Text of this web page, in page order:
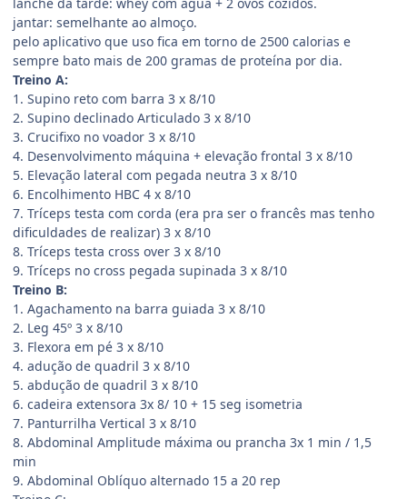
lanche da tarde: whey com água + 2 ovos cozidos.
jantar: semelhante ao almoço.
pelo aplicativo que uso fica em torno de 2500 calorias e
sempre bato mais de 200 gramas de proteína por dia.
Treino A:
1. Supino reto com barra 3 x 8/10
2. Supino declinado Articulado 3 x 8/10
3. Crucifixo no voador 3 x 8/10
4. Desenvolvimento máquina + elevação frontal 3 x 8/10
5. Elevação lateral com pegada neutra 3 x 8/10
6. Encolhimento HBC 4 x 8/10
7. Tríceps testa com corda (era pra ser o francês mas tenho
dificuldades de realizar) 3 x 8/10
8. Tríceps testa cross over 3 x 8/10
9. Tríceps no cross pegada supinada 3 x 8/10
Treino B:
1. Agachamento na barra guiada 3 x 8/10
2. Leg 45º 3 x 8/10
3. Flexora em pé 3 x 8/10
4. adução de quadril 3 x 8/10
5. abdução de quadril 3 x 8/10
6. cadeira extensora 3x 8/ 10 + 15 seg isometria
7. Panturrilha Vertical 3 x 8/10
8. Abdominal Amplitude máxima ou prancha 3x 1 min / 1,5
min
9. Abdominal Oblíquo alternado 15 a 20 rep